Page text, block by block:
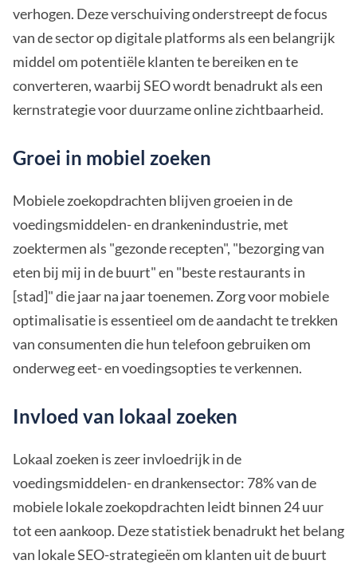
verhogen. Deze verschuiving onderstreept de focus
van de sector op digitale platforms als een belangrijk
middel om potentiële klanten te bereiken en te
converteren, waarbij SEO wordt benadrukt als een
kernstrategie voor duurzame online zichtbaarheid.
Groei in mobiel zoeken
Mobiele zoekopdrachten blijven groeien in de
voedingsmiddelen- en drankenindustrie, met
zoektermen als "gezonde recepten", "bezorging van
eten bij mij in de buurt" en "beste restaurants in
[stad]" die jaar na jaar toenemen. Zorg voor mobiele
optimalisatie is essentieel om de aandacht te trekken
van consumenten die hun telefoon gebruiken om
onderweg eet- en voedingsopties te verkennen.
Invloed van lokaal zoeken
Lokaal zoeken is zeer invloedrijk in de
voedingsmiddelen- en drankensector: 78% van de
mobiele lokale zoekopdrachten leidt binnen 24 uur
tot een aankoop. Deze statistiek benadrukt het belang
van lokale SEO-strategieën om klanten uit de buurt